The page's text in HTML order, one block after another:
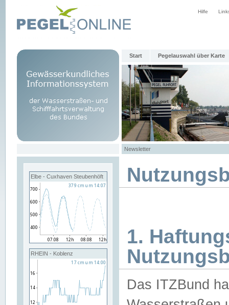
Hilfe
Start Pegelauswahl über Karte
Newsletter
Elbe - Cuxhaven Steubenhöft
RHEIN - Koblenz
1.
Das ITZBund